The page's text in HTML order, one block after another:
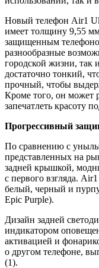
Новый телефон Air1
имеет толщину 9,55
защищенным
разнообразные
городской жизни, так
достаточно тонкий,
прочный, чтобы
Кроме того, он может
запечатлеть красоту
Прогрессивный
По сравнению с
представленных на
задней крышкой,
с первого взгляда.
белый, черный и
Epic Purple).
Дизайн задней
индикатором
активацией и
о другом телефоне,
(1).